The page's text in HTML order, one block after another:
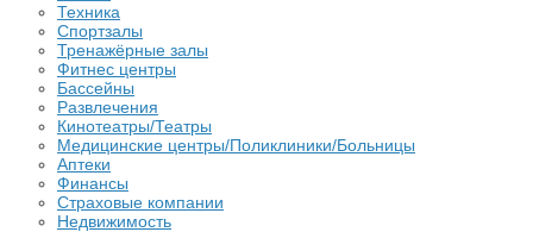
Техника
Спортзалы
Тренажёрные залы
Фитнес центры
Бассейны
Развлечения
Кинотеатры/Театры
Медицинские центры/Поликлиники/Больницы
Аптеки
Финансы
Страховые компании
Недвижимость